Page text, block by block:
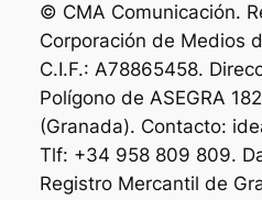
© CMA Comunicación.
Corporación de Medios
C.I.F.: A78865458.
Polígono de ASEGRA
(Granada). Contacto:
Tlf: +34 958 809 809.
Registro Mercantil de